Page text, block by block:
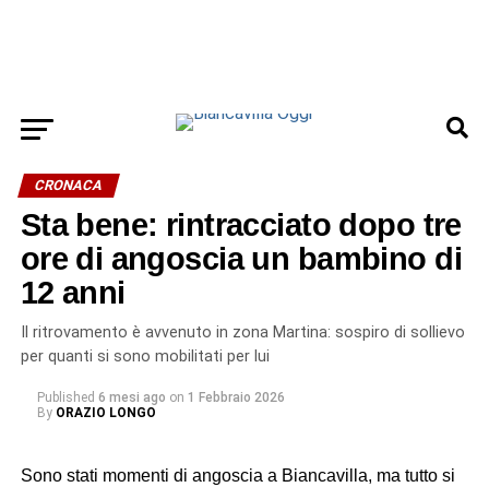
CRONACA
Sta bene: rintracciato dopo tre
ore di angoscia un bambino di
12 anni
Il ritrovamento è avvenuto in zona Martina: sospiro di sollievo
per quanti si sono mobilitati per lui
Published 6 mesi ago on 1 Febbraio 2026
By ORAZIO LONGO
Sono stati momenti di angoscia a Biancavilla, ma tutto si